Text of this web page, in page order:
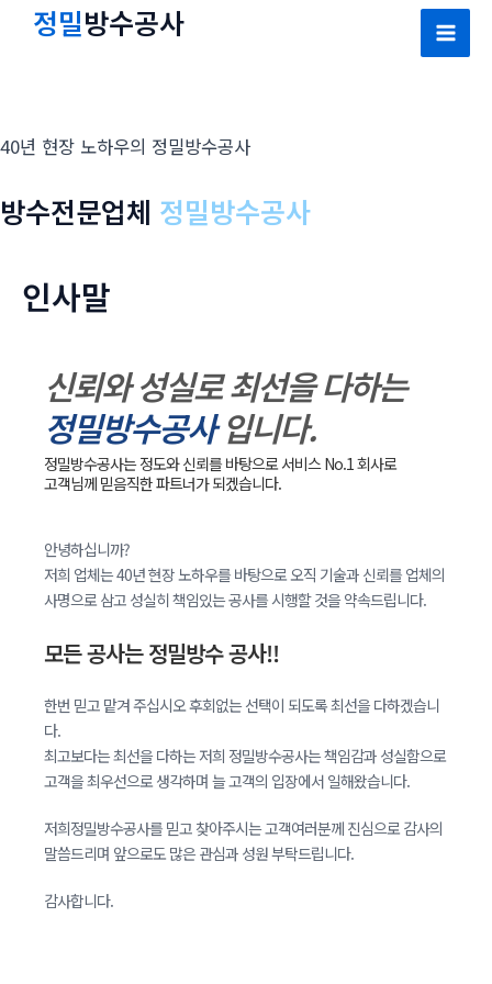
너
기
정밀방수공사
Main
40년 현장 노하우의 정밀방수공사
방수전문업체 정밀방수공사
인사말
신뢰와 성실로 최선을 다하는
정밀방수공사입니다.
정밀방수공사는 정도와 신뢰를 바탕으로 서비스 No.1 회사로
고객님께 믿음직한 파트너가 되겠습니다.
안녕하십니까?
저희 업체는 40년 현장 노하우를 바탕으로 오직 기술과 신뢰를 업체의
사명으로 삼고 성실히 책임있는 공사를 시행할 것을 약속드립니다.
모든 공사는 정밀방수 공사!!
한번 믿고 맡겨 주십시오 후회없는 선택이 되도록 최선을 다하겠습니
다.
최고보다는 최선을 다하는 저희 정밀방수공사는 책임감과 성실함으로
고객을 최우선으로 생각하며 늘 고객의 입장에서 일해왔습니다.
저희정밀방수공사를 믿고 찾아주시는 고객여러분께 진심으로 감사의
말씀드리며 앞으로도 많은 관심과 성원 부탁드립니다.
감사합니다.